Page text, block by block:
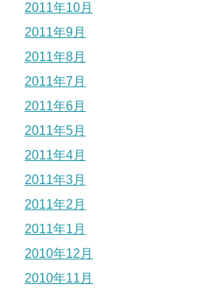
2011年10月
2011年9月
2011年8月
2011年7月
2011年6月
2011年5月
2011年4月
2011年3月
2011年2月
2011年1月
2010年12月
2010年11月